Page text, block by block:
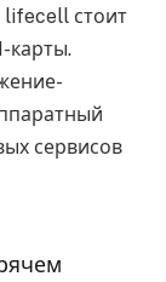
lifecell стоит
карты.
сервисов